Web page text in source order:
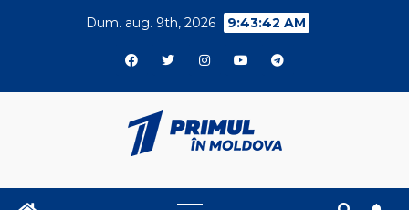
Dum. aug. 9th, 2026 9:43:43 AM